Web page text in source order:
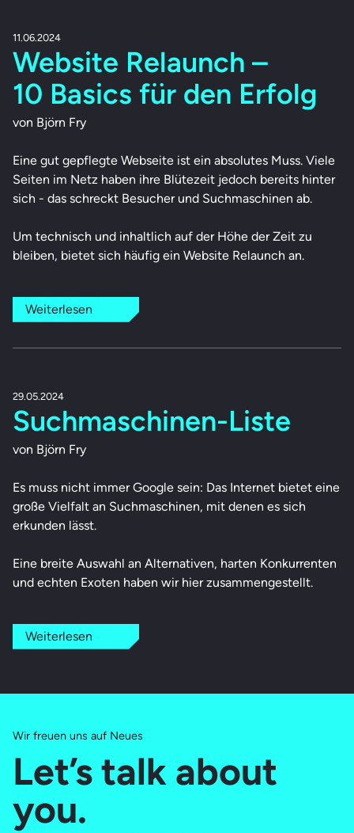
11.06.2024
Website Relaunch –
10 Basics für den Erfolg
von Björn Fry
Eine gut gepflegte Webseite ist ein absolutes Muss. Viele
Seiten im Netz haben ihre Blütezeit jedoch bereits hinter
sich - das schreckt Besucher und Suchmaschinen ab.
Um technisch und inhaltlich auf der Höhe der Zeit zu
bleiben, bietet sich häufig ein Website Relaunch an.
Weiterlesen
29.05.2024
Suchmaschinen-Liste
von Björn Fry
Es muss nicht immer Google sein: Das Internet bietet eine
große Vielfalt an Suchmaschinen, mit denen es sich
erkunden lässt.
Eine breite Auswahl an Alternativen, harten Konkurrenten
und echten Exoten haben wir hier zusammengestellt.
Weiterlesen
Wir freuen uns auf Neues
Let’s talk about
you.